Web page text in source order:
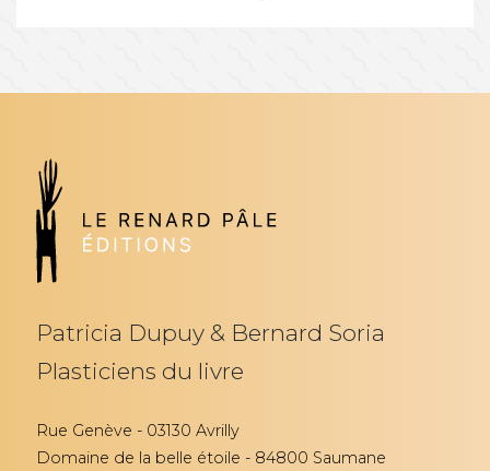
Patricia Dupuy & Bernard Soria
Plasticiens du livre
Rue Genève - 03130 Avrilly
Domaine de la belle étoile - 84800 Saumane